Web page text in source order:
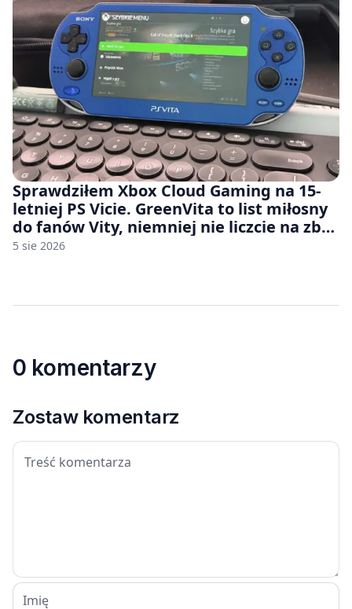
Sprawdziłem Xbox Cloud Gaming na 15-
letniej PS Vicie. GreenVita to list miłosny
do fanów Vity, niemniej nie liczcie na zbyt
wiele [FELIETON]
5 sie 2026
0 komentarzy
Zostaw komentarz